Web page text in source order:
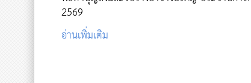
2569
อ่านเพิ่มเติม